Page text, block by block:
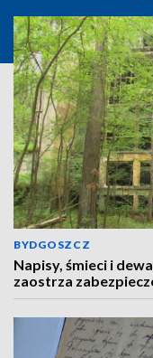
BYDGOSZCZ
Napisy, śmieci i
zaostrza